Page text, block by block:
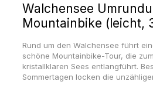
Walchensee
Mountainbike (leicht,
Rund um den Walchensee führt
schöne Mountainbike-Tour, die
kristallklaren Sees entlangführt.
Sommertagen locken die